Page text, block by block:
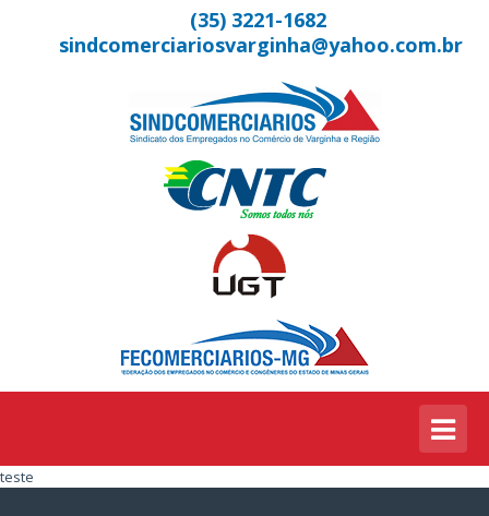
(35) 3221-1682
sindcomerciariosvarginha@yahoo.com.br
teste